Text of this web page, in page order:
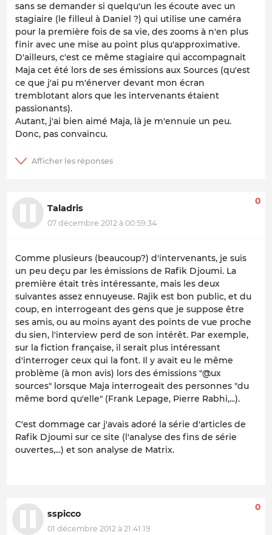
sans se demander si quelqu'un les écoute avec un
stagiaire (le filleul à Daniel ?) qui utilise une caméra
pour la première fois de sa vie, des zooms à n'en plus
finir avec une mise au point plus qu'approximative.
D'ailleurs, c'est ce même stagiaire qui accompagnait
Maja cet été lors de ses émissions aux Sources (qu'est
ce que j'ai pu m'énerver devant mon écran
tremblotant alors que les intervenants étaient
passionants).
Autant, j'ai bien aimé Maja, là je m'ennuie un peu.
Donc, pas convaincu.
Taladris
07 décembre 2012 à 00:59:34
0
Comme plusieurs (beaucoup?) d'intervenants, je suis
un peu deçu par les émissions de Rafik Djoumi. La
première était très intéressante, mais les deux
suivantes assez ennuyeuse. Rajik est bon public, et du
coup, en interrogeant des gens que je suppose être
ses amis, ou au moins ayant des points de vue proche
du sien, l'interview perd de son intérêt. Par exemple,
sur la fiction française, il serait plus intéressant
d'interroger ceux qui la font. Il y avait eu le même
problème (à mon avis) lors des émissions "@ux
sources" lorsque Maja interrogeait des personnes "du
même bord qu'elle" (Frank Lepage, Pierre Rabhi,...).
C'est dommage car j'avais adoré la série d'articles de
Rafik Djoumi sur ce site (l'analyse des fins de série
ouvertes,...) et son analyse de Matrix.
sspicco
01 décembre 2012 à 21:41:19
0